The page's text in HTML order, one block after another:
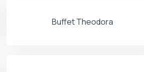
Buffet Theodora